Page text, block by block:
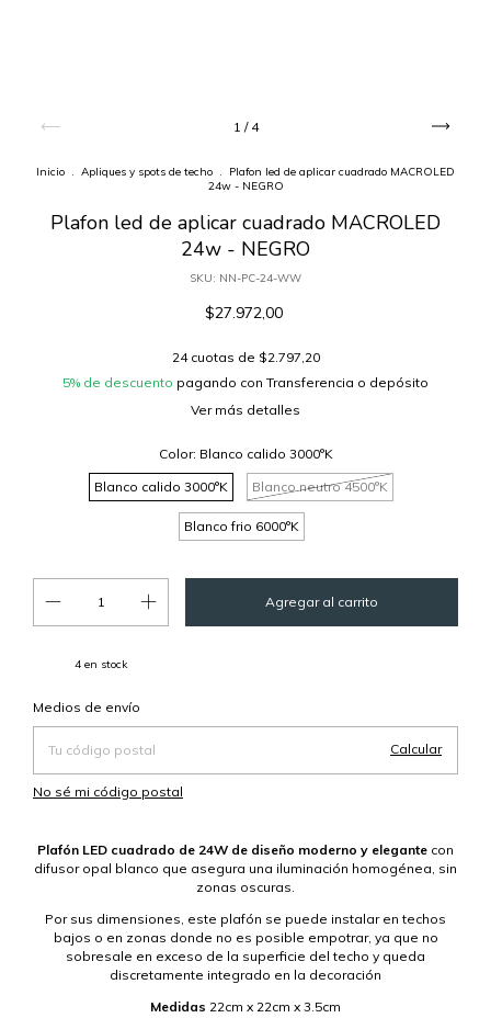
1 / 4
Inicio . Apliques y spots de techo .
Plafon led de aplicar cuadrado MACROLED
24w - NEGRO
Plafon led de aplicar cuadrado MACROLED
24w - NEGRO
SKU: NN-PC-24-WW
$27.972,00
24 cuotas de $2.797,20
5% de descuento pagando con Transferencia o depósito
Ver más detalles
Color: Blanco calido 3000°K
Blanco calido 3000°K
Blanco neutro 4500°K
Blanco frio 6000°K
4 en stock
Entregas para el CP:
Medios de envío
Calcular
No sé mi código postal
Plafón LED cuadrado de 24W de diseño moderno y elegante con
difusor opal blanco que asegura una iluminación homogénea, sin
zonas oscuras.
Por sus dimensiones, este plafón se puede instalar en techos
bajos o en zonas donde no es posible empotrar, ya que no
sobresale en exceso de la superficie del techo y queda
discretamente integrado en la decoración
Medidas 22cm x 22cm x 3.5cm